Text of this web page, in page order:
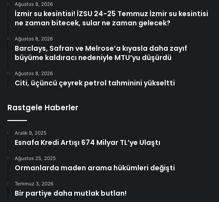
Ağustos 8, 2026
İzmir su kesintisi! İZSU 24-25 Temmuz İzmir su kesintisi
ne zaman bitecek, sular ne zaman gelecek?
Ağustos 8, 2026
Barclays, Safran ve Melrose’a kıyasla daha zayıf
büyüme kaldıracı nedeniyle MTU’yu düşürdü
Ağustos 8, 2026
Citi, üçüncü çeyrek petrol tahminini yükseltti
Rastgele Haberler
Aralık 9, 2025
Esnafa Kredi Artışı 674 Milyar TL’ye Ulaştı
Ağustos 25, 2025
Ormanlarda maden arama hükümleri değişti
Temmuz 3, 2026
Bir partiye daha mutlak butlan!